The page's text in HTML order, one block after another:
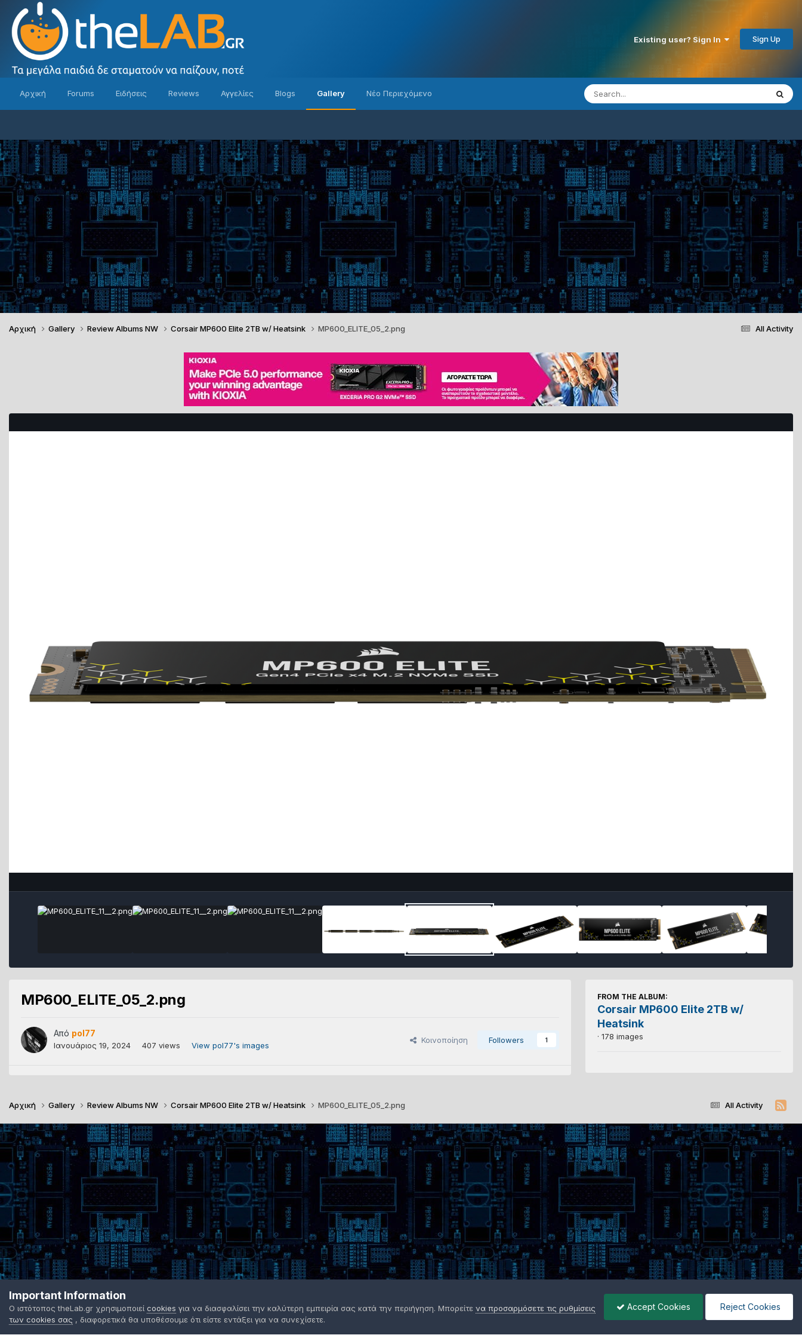
Existing user? Sign In Sign Up
Αρχική Forums Ειδήσεις Reviews Αγγελίες Blogs Gallery Νέο Περιεχόμενο
All Activity
Αρχική Gallery Review Albums NW Corsair MP600 Elite 2TB w/ Heatsink MP600_ELITE_05_2.png
MP600_ELITE_05_2.png
Από pol77
Ιανουάριος 19, 2024 407 views View pol77's images
Κοινοποίηση Followers 1
FROM THE ALBUM:
Corsair MP600 Elite 2TB w/
Heatsink
· 178 images
All Activity
Αρχική Gallery Review Albums NW Corsair MP600 Elite 2TB w/ Heatsink MP600_ELITE_05_2.png
Important Information
Ο ιστότοπος theLab.gr χρησιμοποιεί cookies για να διασφαλίσει την καλύτερη εμπειρία σας κατά την περιήγηση. Μπορείτε να προσαρμόσετε τις ρυθμίσεις
των cookies σας , διαφορετικά θα υποθέσουμε ότι είστε εντάξει για να συνεχίσετε.
Accept Cookies Reject Cookies